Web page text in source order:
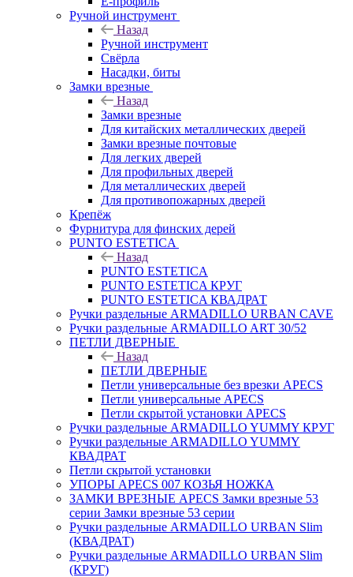
Ручной инструмент
Назад
Ручной инструмент
Свёрла
Насадки, биты
Замки врезные
Назад
Замки врезные
Для китайских металлических дверей
Замки врезные почтовые
Для легких дверей
Для профильных дверей
Для металлических дверей
Для противопожарных дверей
Крепёж
Фурнитура для финских дерей
PUNTO ESTETICA
Назад
PUNTO ESTETICA
PUNTO ESTETICA КРУГ
PUNTO ESTETICA КВАДРАТ
Ручки раздельные ARMADILLO URBAN CAVE
Ручки раздельные ARMADILLO ART 30/52
ПЕТЛИ ДВЕРНЫЕ
Назад
ПЕТЛИ ДВЕРНЫЕ
Петли универсальные без врезки APECS
Петли универсальные APECS
Петли скрытой установки APECS
Ручки раздельные ARMADILLO YUMMY КРУГ
Ручки раздельные ARMADILLO YUMMY
КВАДРАТ
Петли скрытой установки
УПОРЫ APECS 007 КОЗЬЯ НОЖКА
ЗАМКИ ВРЕЗНЫЕ APECS Замки врезные 53
серии Замки врезные 53 серии
Ручки раздельные ARMADILLO URBAN Slim
(КВАДРАТ)
Ручки раздельные ARMADILLO URBAN Slim
(КРУГ)